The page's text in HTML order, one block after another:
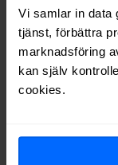
Vi samlar in data
tjänst, förbättra
marknadsföring
kan själv
cookies.
Tele2
Fiber
Trygg Surf
Fiber
Comviq
Internetport Fiber
Om du vill se exakt